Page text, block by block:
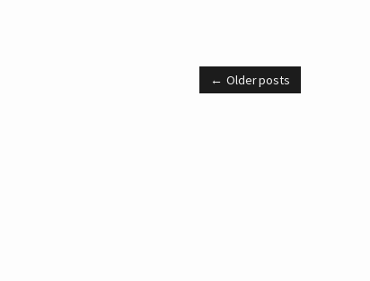
Older posts